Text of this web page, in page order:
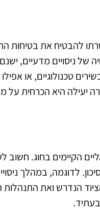
להבטיח את בטיחות
ניסויים מדעיים, ישנם
טכנולוגיים, או
יעילה היא הכרחית על
הקיימים בחוג. חשוב
לדוגמה, במהלך
הנדרש ואת התנהלות